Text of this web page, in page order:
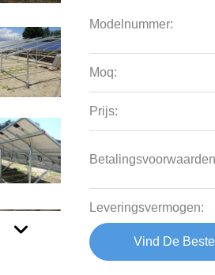
Modelnummer:
Moq:
Prijs:
Leveringsvermogen:
Vind De